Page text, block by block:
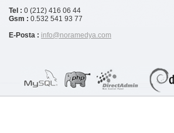
Neden Sanal Pos Alamıyorum?
E-ticaret paket satıcısına
sorulacak sorular
Tel : 0 (212) 416 06 44
Gsm : 0.532 541 93 77
E-Posta : info@noramedya.com